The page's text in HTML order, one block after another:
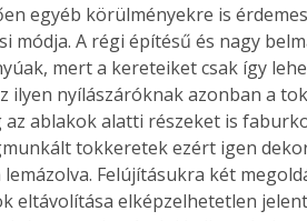
egyéb körülményekre is
módja. A régi építésű és nagy
mert a kereteiket csak így
ilyen nyílászáróknak azonban a
az ablakok alatti részeket is
tokkeretek ezért igen
Felújításukra két
eltávolítása elképzelhetetlen